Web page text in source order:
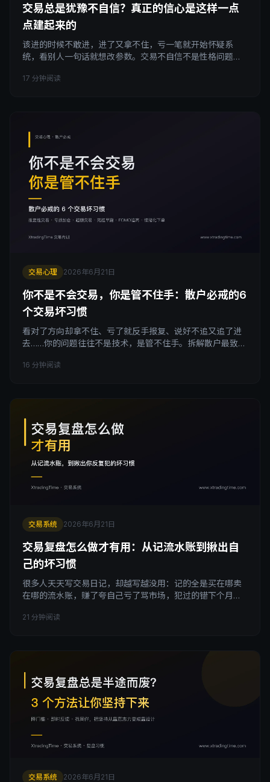
交易总是犹豫不自信？真正的信心是这样一点
点建起来的
该进的时候不敢进，进了又拿不住，亏一笔就开始怀疑系
统，看别人一句话就想改参数。交易不自信不是性格问题，
下重注，而是建立在两件可验证的事情上：我知道我的系统
17 分钟阅读
交易心理 2026年6月21日
你不是不会交易，你是管不住手：散户必戒的6
个交易坏习惯
看对了方向却拿不住、亏了就反手报复、说好不追又追了进
去……你的问题往往不是技术，是管不住手。拆解散户最致命
如何用复盘把它们一个个戒掉。
16 分钟阅读
交易系统 2026年6月21日
交易复盘怎么做才有用：从记流水账到揪出自
己的坏习惯
很多人天天写交易日记，却越写越没用：记的全是买在哪卖
在哪的流水账，赚了夸自己亏了骂市场，犯过的错下个月照
复盘方法和复盘模板，从该记哪些字段，到怎么把交易记录
21 分钟阅读
交易系统 2026年6月21日